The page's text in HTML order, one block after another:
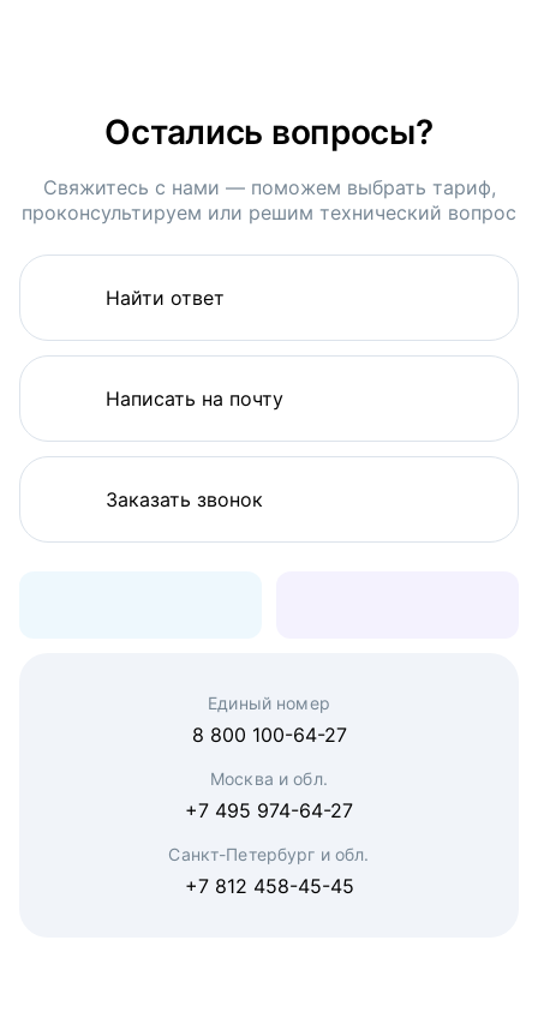
Остались вопросы?
Свяжитесь с нами — поможем выбрать тариф,
проконсультируем или решим технический вопрос
Найти ответ
Написать на почту
Заказать звонок
Единый номер
8 800 100-64-27
Москва и обл.
+7 495 974-64-27
Санкт-Петербург и обл.
+7 812 458-45-45